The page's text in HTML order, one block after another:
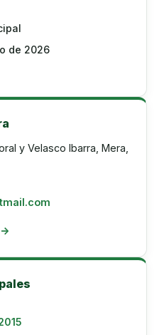
de 2026
y Velasco Ibarra, Mera,
→